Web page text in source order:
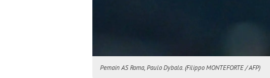
Pemain AS Roma, Paulo Dybala. (Filippo MONTEFORTE / AFP)